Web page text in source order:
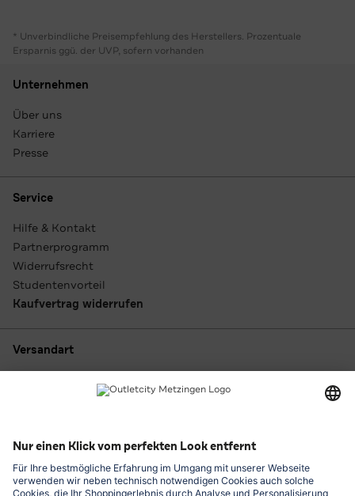
* Unverbindliche Preisempfehlung des Herstellers. Prozentuale
Ersparnis ggü. der UVP, sofern vorhanden
Unternehmen
Über uns
Karriere
Presse
Service
Hilfe & Kontakt
Partnerprogramm
Widerrufsrecht
Studentenvorteil
Kaufvertrag widerrufen
Versandart